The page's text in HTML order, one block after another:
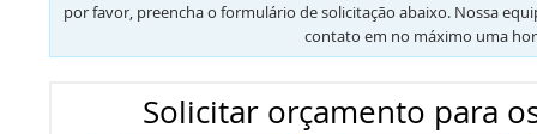
por favor, preencha o formulário de solicitação abaixo. Nossa
contato em no máximo uma
Solicitar orçamento para